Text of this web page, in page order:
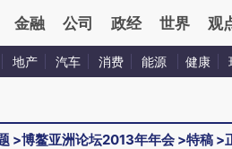
金融 公司 政经 世界 观
地产 汽车 消费 能源 健康
>博鳌亚洲论坛2013年年会 >特稿 >